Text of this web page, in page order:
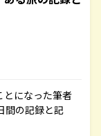
とになった筆者
間の記録と記